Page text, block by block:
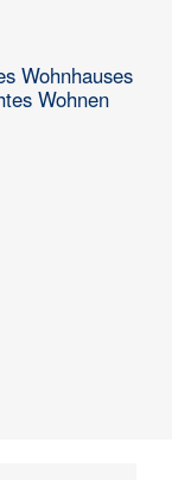
Wohnhauses
Wohnen